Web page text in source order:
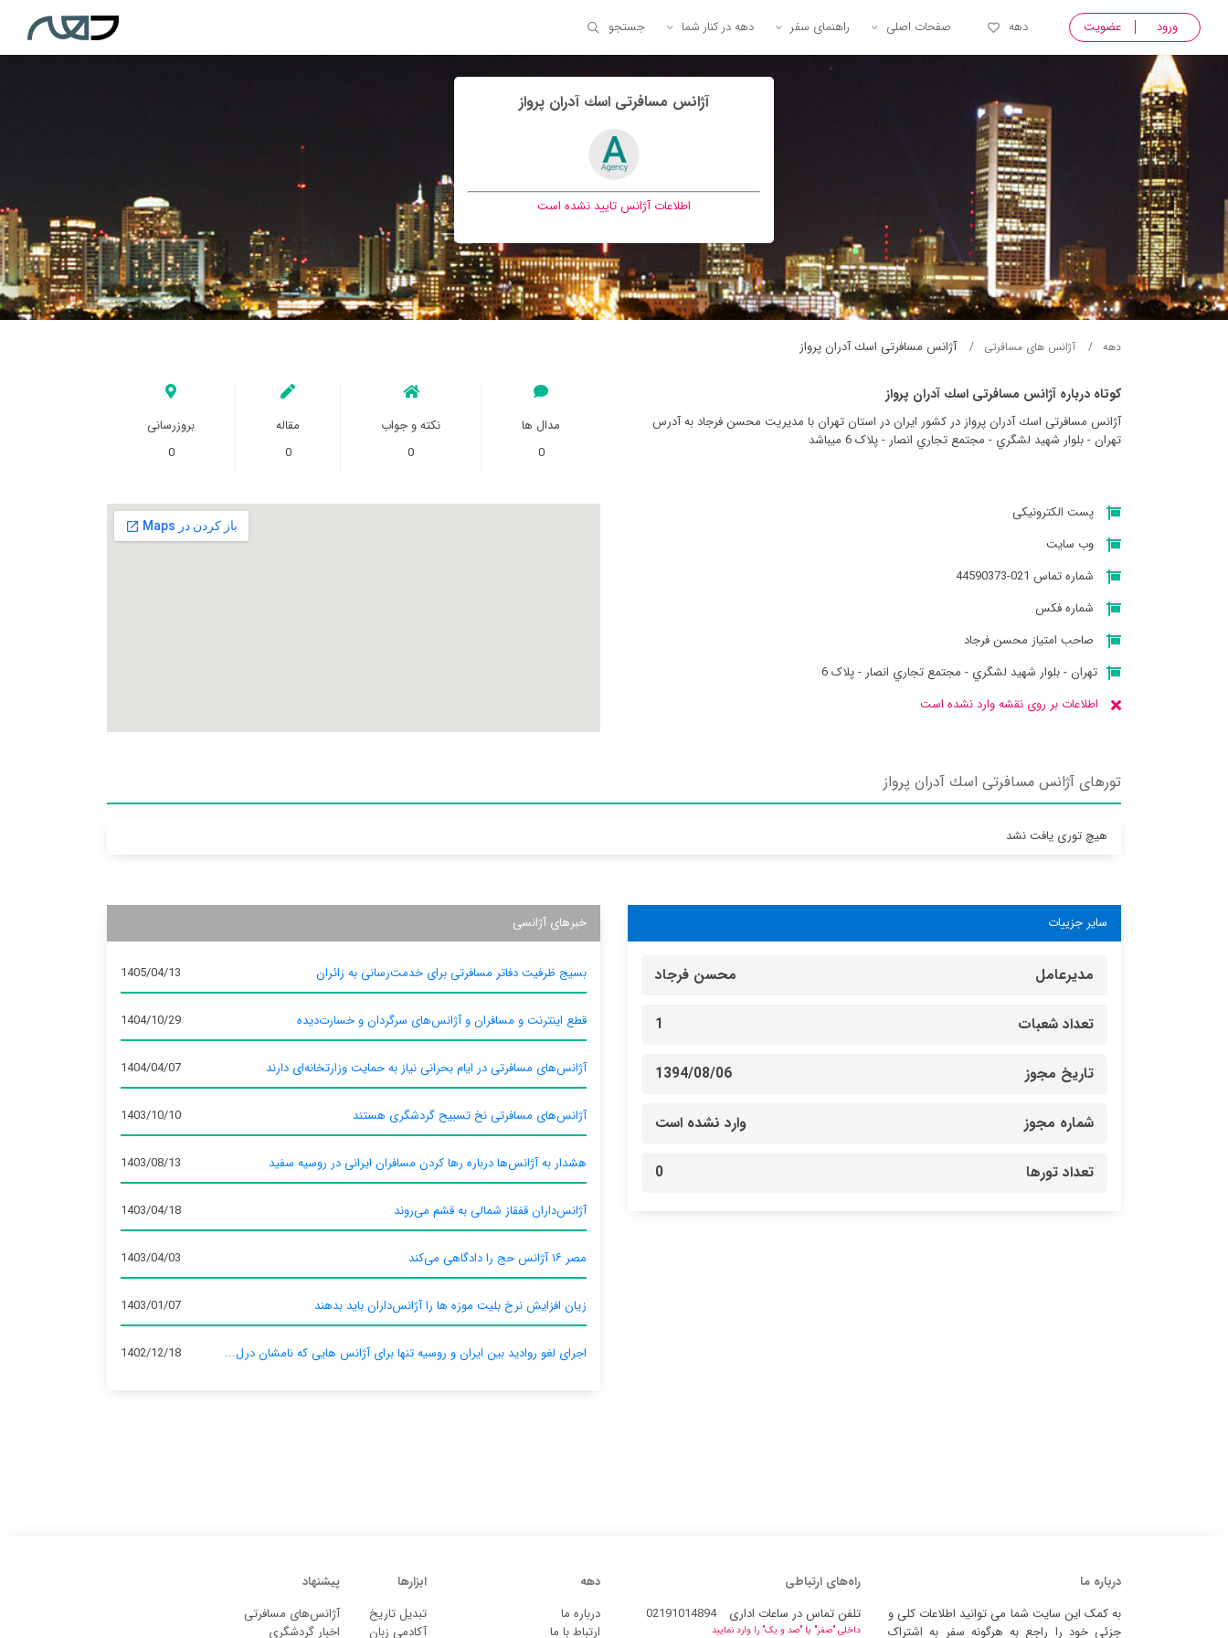
ورود عضویت دهه صفحات اصلی راهنمای سفر دهه در کنار شما جستجو
آژانس مسافرتی اسك آدران پرواز
اطلاعات آژانس تایید نشده است
دهه آژانس های مسافرتی آژانس مسافرتی اسك آدران پرواز
کوتاه درباره آژانس مسافرتی اسك آدران پرواز
آژانس مسافرتی اسك آدران پرواز در کشور ایران در استان تهران با مدیریت محسن فرجاد به آدرس
تهران - بلوار شهيد لشگري - مجتمع تجاري انصار - پلاک 6 میباشد
مدال ها
0
نکته و جواب
0
مقاله
0
بروزرسانی
0
پست الکترونیکی
وب سایت
شماره تماس 021-44590373
شماره فکس
صاحب امتیاز محسن فرجاد
تهران - بلوار شهيد لشگري - مجتمع تجاري انصار - پلاک 6
اطلاعات بر روی نقشه وارد نشده است
تورهای آژانس مسافرتی اسك آدران پرواز
هیچ توری یافت نشد
سایر جزییات
مدیرعامل محسن فرجاد
تعداد شعبات 1
تاریخ مجوز 1394/08/06
شماره مجوز وارد نشده است
تعداد تورها 0
خبرهای آژانسی
بسیج ظرفیت دفاتر مسافرتی برای خدمت‌رسانی به زائران 1405/04/13
قطع اینترنت و مسافران و آژانس‌های سرگردان و خسارت‌دیده 1404/10/29
آژانس‌های مسافرتی در ایام بحرانی نیاز به حمایت وزارتخانه‌ای دارند 1404/04/07
آژانس‌های مسافرتی نخ تسبیح گردشگری هستند 1403/10/10
هشدار به آژانس‌ها درباره رها کردن مسافران ایرانی در روسیه سفید 1403/08/13
آژانس‌داران قفقاز شمالی به قشم می‌روند 1403/04/18
مصر ۱۶ آژانس حج را دادگاهی می‌کند 1403/04/03
زیان افزایش نرخ بلیت موزه ها را آژانس‌داران باید بدهند 1403/01/07
اجرای لغو روادید بین ایران و روسیه تنها برای آژانس‌ هایی که نامشان درل... 1402/12/18
درباره ما
به کمک این سایت شما می توانید اطلاعات کلی و
جزئی خود را راجع به هرگونه سفر به اشتراک
راه‌های ارتباطی
تلفن تماس در ساعات اداری
02191014894
داخلی "صفر" یا "صد و یک" را وارد نمایید
دهه
درباره ما
ارتباط با ما
ابزارها
تبدیل تاریخ
آکادمی زبان
پیشنهاد
آژانس‌های مسافرتی
اخبار گردشگری